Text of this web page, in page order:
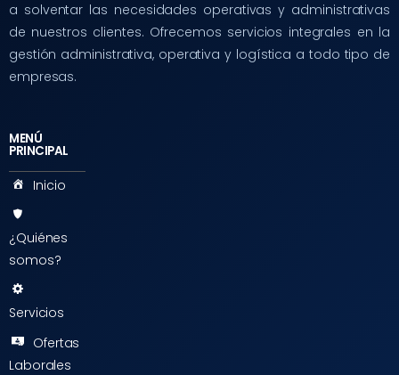
a solventar las necesidades operativas y administrativas
de nuestros clientes. Ofrecemos servicios integrales en la
gestión administrativa, operativa y logística a todo tipo de
empresas.
MENÚ
PRINCIPAL
Inicio
¿Quiénes
somos?
Servicios
Ofertas
Laborales